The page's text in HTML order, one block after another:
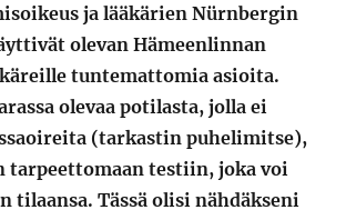
ja lääkärien Nürnbergin
olevan Hämeenlinnan
tuntemattomia asioita.
olevaa potilasta, jolla ei
(tarkastin puhelimitse),
testiin, joka voi
tilaansa. Tässä olisi nähdäkseni